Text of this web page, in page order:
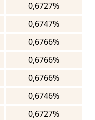
0,6727%
0,6747%
0,6766%
0,6766%
0,6766%
0,6746%
0,6727%